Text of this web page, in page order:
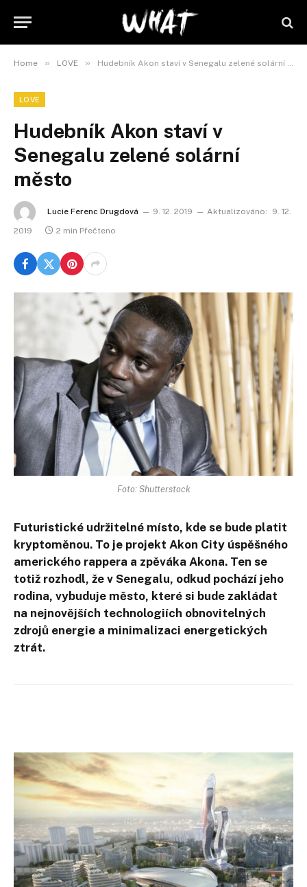
Home » LOVE » Hudebník Akon staví v Senegalu zelené solární město
LOVE
Hudebník Akon staví v
Senegalu zelené solární
město
Lucie Ferenc Drugdová 9. 12. 2019 Aktualizováno:
9. 12.
2019
2 min Přečteno
Foto: Shutterstock
Futuristické udržitelné místo, kde se bude platit
kryptoměnou. To je projekt Akon City úspěšného
amerického rappera a zpěváka Akona. Ten se
totiž rozhodl, že v Senegalu, odkud pochází jeho
rodina, vybuduje město, které si bude zakládat
na nejnovějších technologiích obnovitelných
zdrojů energie a minimalizaci energetických
ztrát.